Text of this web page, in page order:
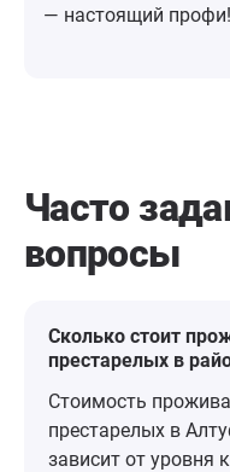
— настоящий
ответил на все
Уже дома у меня
вопросы по приему.
клинику с
день перезвонил
не встречала. 10 из
Часто
вопросы
Сколько стоит
престарелых в
Стоимость
престарелых в
зависит от уровня